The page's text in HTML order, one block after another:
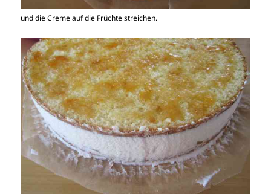
und die Creme auf die Früchte streichen.